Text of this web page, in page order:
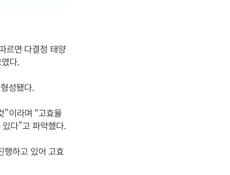
르면 다결정 태양
다.
성됐다.
”이라며 “고효율
다”고 파악했다.
행하고 있어 고효